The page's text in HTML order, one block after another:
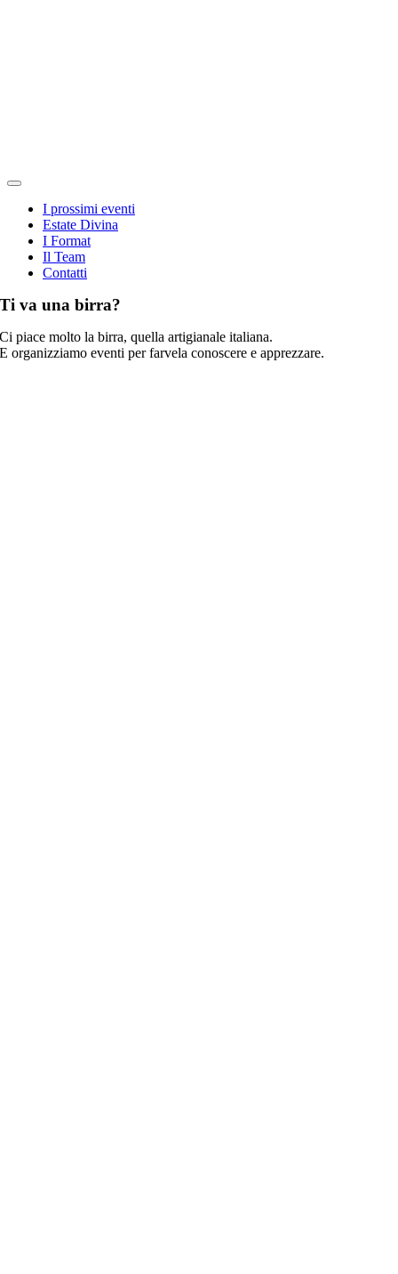
Toggle
NavigationI prossimi eventi
Estate Divina
I Format
Il Team
Contatti
Ti va una birra?
Ci piace molto la birra, quella artigianale italiana.
E organizziamo eventi per farvela conoscere e apprezzare.